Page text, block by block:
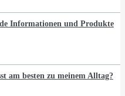
Informationen und Produkte
am besten zu meinem Alltag?